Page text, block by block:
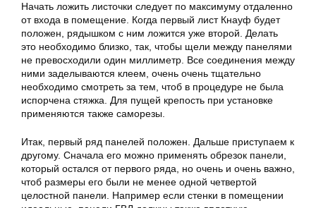
Начать ложить листочки следует по максимуму отдаленно
от входа в помещение. Когда первый лист Кнауф будет
положен, рядышком с ним ложится уже второй. Делать
это необходимо близко, так, чтобы щели между панелями
не превосходили один миллиметр. Все соединения между
ними заделываются клеем, очень очень тщательно
необходимо смотреть за тем, чтоб в процедуре не была
испорчена стяжка. Для пущей крепость при установке
применяются также саморезы.
Итак, первый ряд панелей положен. Дальше приступаем к
другому. Сначала его можно применять обрезок панели,
который остался от первого ряда, но очень и очень важно,
чтоб размеры его были не менее одной четвертой
целостной панели. Например если стенки в помещении